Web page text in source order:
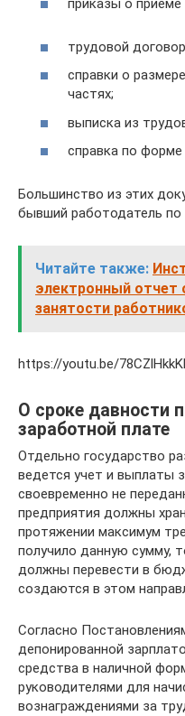
приказы о приеме
трудовой
справки о
частях;
выписка из
справка по
Большинство из этих
бывший работодатель по
Читайте также:
электронный отчет
занятости
https://youtu.be/
О сроке давности
заработной плате
Отдельно государство
ведется учет и выплаты
своевременно не
предприятия должны
протяжении максимум
получило данную сумму,
должны перевести в
создаются в этом
Согласно
депонированной
средства в наличной
руководителями для
вознаграждениями за